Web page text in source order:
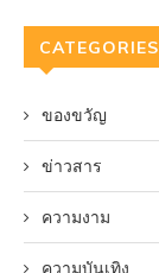
CATEGORIES
ของขวัญ
ข่าวสาร
ความงาม
ความบันเทิง